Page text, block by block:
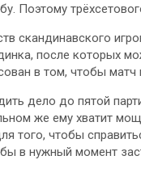
Поэтому
скандинавского
после которых
в том, чтобы матч
дело до пятой
же ему хватит
того, чтобы
в нужный момент